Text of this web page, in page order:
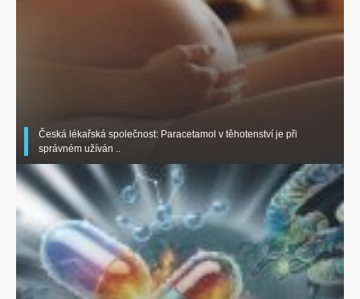
Česká lékařská společnost: Paracetamol v těhotenství je při
správném užíván ..